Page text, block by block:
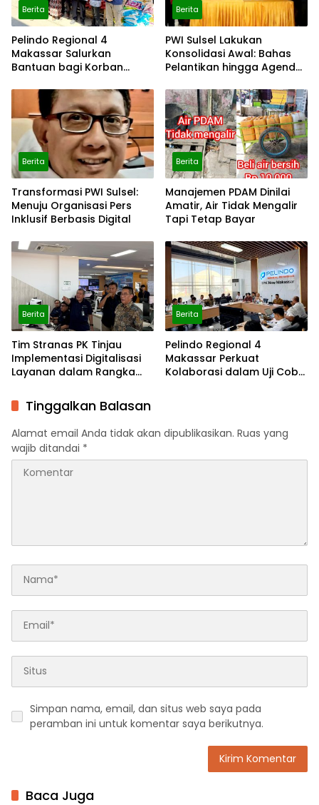
Berita
Pelindo Regional 4
Makassar Salurkan
Bantuan bagi Korban
Berita
PWI Sulsel Lakukan
Konsolidasi Awal: Bahas
Pelantikan hingga Agenda
Berita
Transformasi PWI Sulsel:
Menuju Organisasi Pers
Inklusif Berbasis Digital
Berita
Manajemen PDAM Dinilai
Amatir, Air Tidak Mengalir
Tapi Tetap Bayar
Berita
Tim Stranas PK Tinjau
Implementasi Digitalisasi
Layanan dalam Rangka
Automatic Approval SPOG
Berita
Pelindo Regional 4
Makassar Perkuat
Kolaborasi dalam Uji Coba
Tinggalkan Balasan
Alamat email Anda tidak akan dipublikasikan. Ruas yang
wajib ditandai *
Simpan nama, email, dan situs web saya pada
peramban ini untuk komentar saya berikutnya.
Baca Juga